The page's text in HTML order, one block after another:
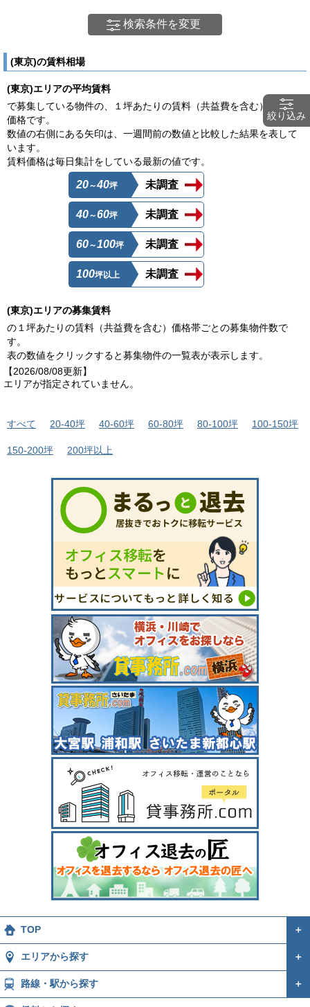
絞り込み
検索条件を変更
(東京)の賃料相場
(東京)エリアの平均賃料
で募集している物件の、１坪あたりの賃料（共益費を含む）の平均
価格です。
数値の右側にある矢印は、一週間前の数値と比較した結果を表して
います。
賃料価格は毎日集計をしている最新の値です。
20～40坪 未調査
40～60坪 未調査
60～100坪 未調査
100坪以上 未調査
(東京)エリアの募集賃料
の１坪あたりの賃料（共益費を含む）価格帯ごとの募集物件数で
す。
表の数値をクリックすると募集物件の一覧表が表示します。
【2026/08/08更新】
エリアが指定されていません。
すべて 20-40坪 40-60坪 60-80坪 80-100坪 100-150坪
150-200坪 200坪以上
TOP ＋
エリアから探す ＋
路線・駅から探す ＋